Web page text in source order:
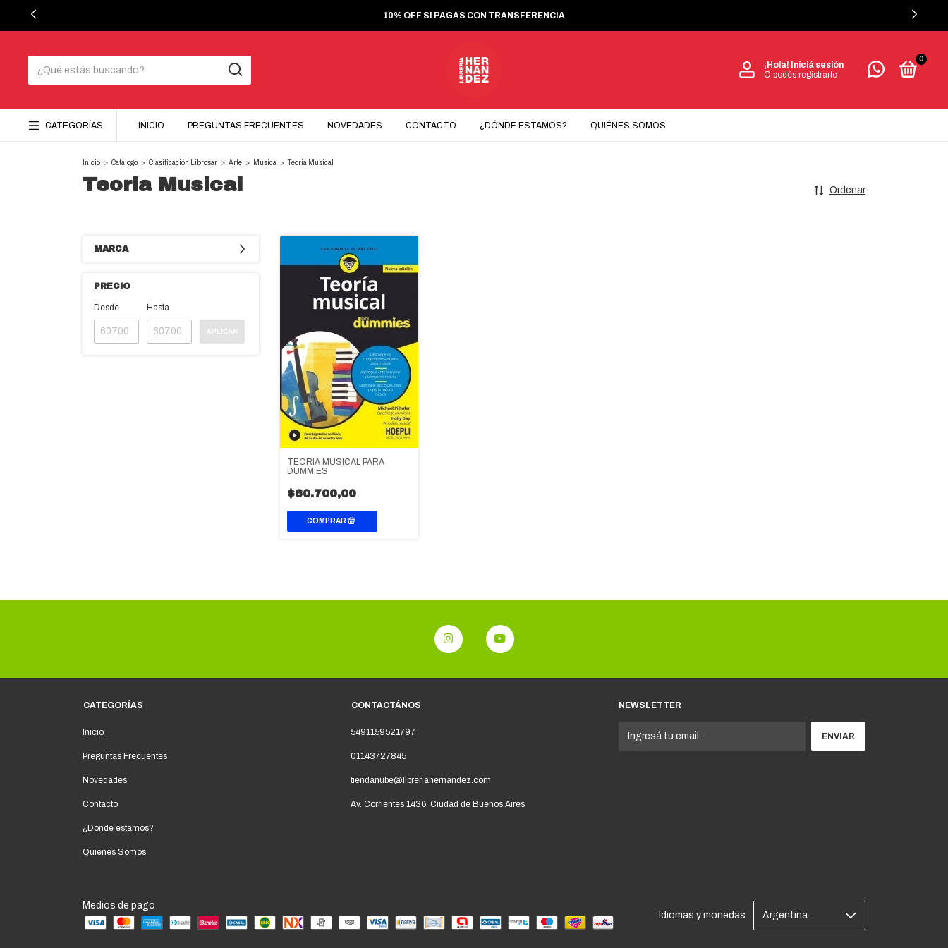
10% OFF SI PAGÁS CON TRANSFERENCIA
¡Hola! Iniciá sesión
O podés registrarte
0
CATEGORÍAS INICIO PREGUNTAS FRECUENTES NOVEDADES CONTACTO ¿DÓNDE ESTAMOS? QUIÉNES SOMOS
Inicio > Catalogo > Clasificación Librosar > Arte > Musica > Teoria Musical
Teoria Musical Ordenar
MARCA
PRECIO
Desde Hasta
APLICAR
TEORÍA MUSICAL PARA
DUMMIES
$60.700,00
CATEGORÍAS
Inicio
Preguntas Frecuentes
Novedades
Contacto
¿Dónde estamos?
Quiénes Somos
CONTACTÁNOS
5491159521797
01143727845
tiendanube@libreriahernandez.com
Av. Corrientes 1436. Ciudad de Buenos Aires
NEWSLETTER
Medios de pago
Idiomas y monedas